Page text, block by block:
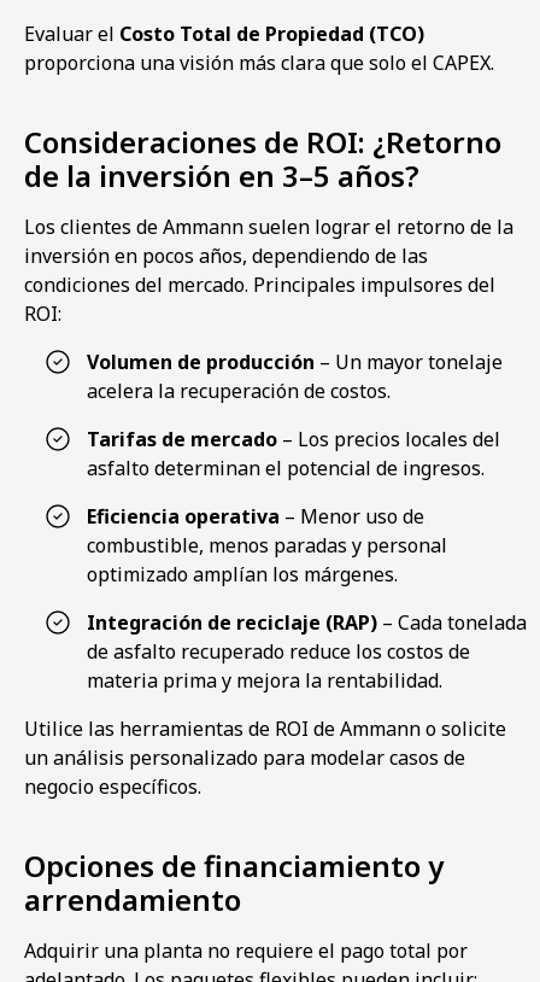
Evaluar el Costo Total de Propiedad (TCO)
proporciona una visión más clara que solo el CAPEX.
Consideraciones de ROI: ¿Retorno
de la inversión en 3–5 años?
Los clientes de Ammann suelen lograr el retorno de la
inversión en pocos años, dependiendo de las
condiciones del mercado. Principales impulsores del
ROI:
Volumen de producción – Un mayor tonelaje
acelera la recuperación de costos.
Tarifas de mercado – Los precios locales del
asfalto determinan el potencial de ingresos.
Eficiencia operativa – Menor uso de
combustible, menos paradas y personal
optimizado amplían los márgenes.
Integración de reciclaje (RAP) – Cada tonelada
de asfalto recuperado reduce los costos de
materia prima y mejora la rentabilidad.
Utilice las herramientas de ROI de Ammann o solicite
un análisis personalizado para modelar casos de
negocio específicos.
Opciones de financiamiento y
arrendamiento
Adquirir una planta no requiere el pago total por